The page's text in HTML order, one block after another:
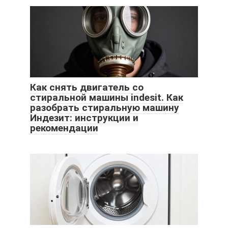
Как снять двигатель со
стиральной машины indesit. Как
разобрать стиральную машину
Индезит: инструкции и
рекомендации